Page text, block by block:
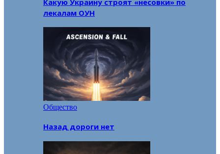
лекалам ОУН
Общество
Назад дороги нет